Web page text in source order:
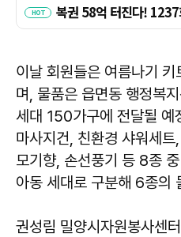
이날 회원들은 여름나기
며, 물품은 읍면동 행정복
세대 150가구에 전달될 예
마사지건, 친환경 샤워세
모기향, 손선풍기 등 8종
아동 세대로 구분해 6종의
권성림 밀양시자원봉사센